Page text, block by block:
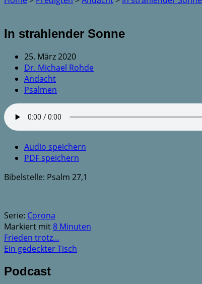
In strahlender Sonne
25. März 2020
Dr. Michael Rohde
Andacht
Psalmen
Audio speichern
PDF speichern
Bibelstelle: Psalm 27,1
Serie: Corona
Markiert mit 8 Minuten
Frieden trotz…
Ein gedeckter Tisch
Podcast